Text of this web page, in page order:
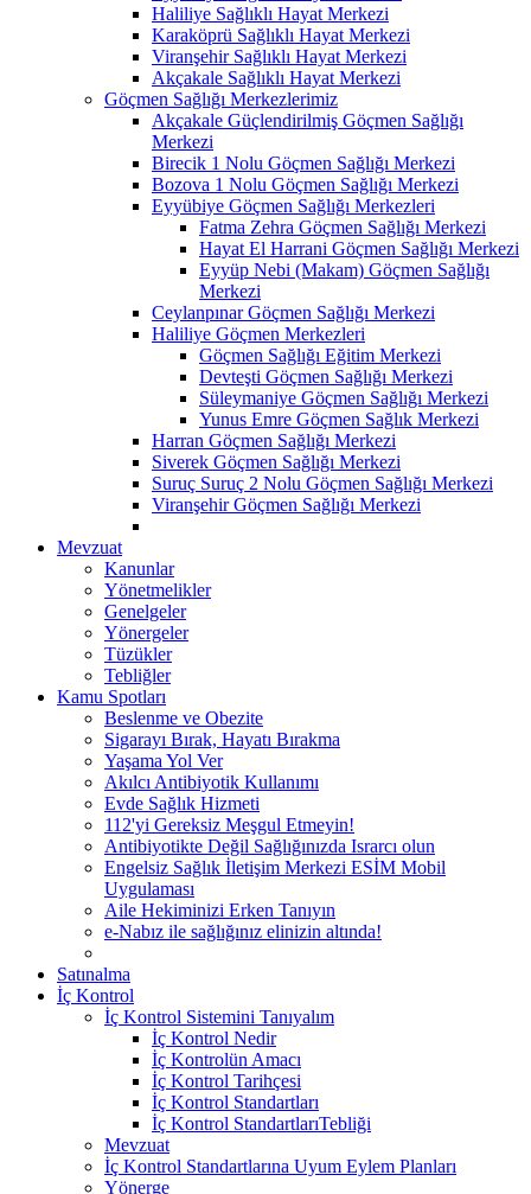
Haliliye Sağlıklı Hayat Merkezi
Karaköprü Sağlıklı Hayat Merkezi
Viranşehir Sağlıklı Hayat Merkezi
Akçakale Sağlıklı Hayat Merkezi
Göçmen Sağlığı Merkezlerimiz
Akçakale Güçlendirilmiş Göçmen Sağlığı
Merkezi
Birecik 1 Nolu Göçmen Sağlığı Merkezi
Bozova 1 Nolu Göçmen Sağlığı Merkezi
Eyyübiye Göçmen Sağlığı Merkezleri
Fatma Zehra Göçmen Sağlığı Merkezi
Hayat El Harrani Göçmen Sağlığı Merkezi
Eyyüp Nebi (Makam) Göçmen Sağlığı
Merkezi
Ceylanpınar Göçmen Sağlığı Merkezi
Haliliye Göçmen Merkezleri
Göçmen Sağlığı Eğitim Merkezi
Devteşti Göçmen Sağlığı Merkezi
Süleymaniye Göçmen Sağlığı Merkezi
Yunus Emre Göçmen Sağlık Merkezi
Harran Göçmen Sağlığı Merkezi
Siverek Göçmen Sağlığı Merkezi
Suruç Suruç 2 Nolu Göçmen Sağlığı Merkezi
Viranşehir Göçmen Sağlığı Merkezi
Mevzuat
Kanunlar
Yönetmelikler
Genelgeler
Yönergeler
Tüzükler
Tebliğler
Kamu Spotları
Beslenme ve Obezite
Sigarayı Bırak, Hayatı Bırakma
Yaşama Yol Ver
Akılcı Antibiyotik Kullanımı
Evde Sağlık Hizmeti
112'yi Gereksiz Meşgul Etmeyin!
Antibiyotikte Değil Sağlığınızda Israrcı olun
Engelsiz Sağlık İletişim Merkezi ESİM Mobil
Uygulaması
Aile Hekiminizi Erken Tanıyın
e-Nabız ile sağlığınız elinizin altında!
Satınalma
İç Kontrol
İç Kontrol Sistemini Tanıyalım
İç Kontrol Nedir
İç Kontrolün Amacı
İç Kontrol Tarihçesi
İç Kontrol Standartları
İç Kontrol StandartlarıTebliği
Mevzuat
İç Kontrol Standartlarına Uyum Eylem Planları
Yönerge